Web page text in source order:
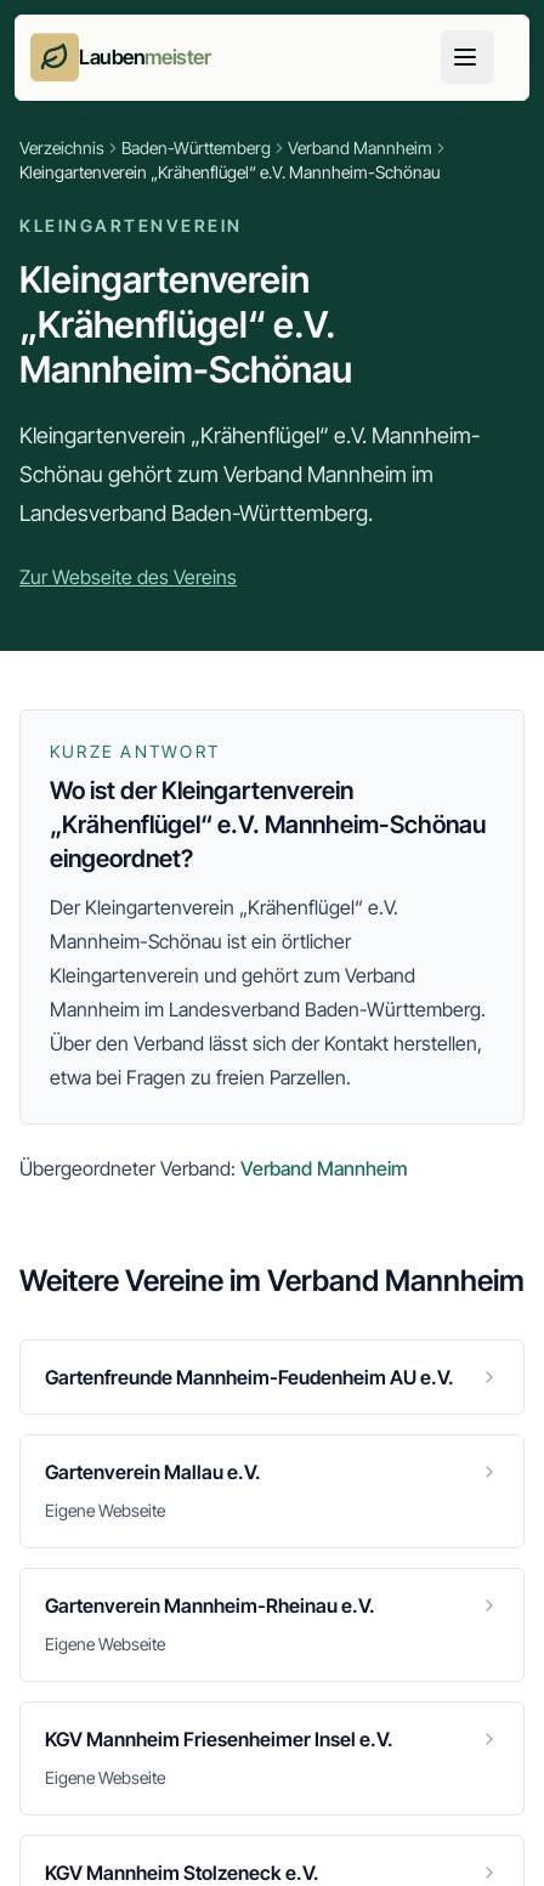
Laubenmeister
Verzeichnis Baden-Württemberg
Verband Mannheim
Kleingartenverein „Krähenflügel“ e.V. Mannheim-Schönau
KLEINGARTENVEREIN
Kleingartenverein
„Krähenflügel“ e.V.
Mannheim-Schönau
Kleingartenverein „Krähenflügel“ e.V. Mannheim-
Schönau gehört zum Verband Mannheim im
Landesverband Baden-Württemberg.
Zur Webseite des Vereins
KURZE ANTWORT
Wo ist der Kleingartenverein
„Krähenflügel“ e.V. Mannheim-Schönau
eingeordnet?
Der Kleingartenverein „Krähenflügel“ e.V.
Mannheim-Schönau ist ein örtlicher
Kleingartenverein und gehört zum Verband
Mannheim im Landesverband Baden-Württemberg.
Über den Verband lässt sich der Kontakt herstellen,
etwa bei Fragen zu freien Parzellen.
Übergeordneter Verband: Verband Mannheim
Weitere Vereine im Verband Mannheim
Gartenfreunde Mannheim-Feudenheim AU e.V.
Gartenverein Mallau e.V.
Eigene Webseite
Gartenverein Mannheim-Rheinau e.V.
Eigene Webseite
KGV Mannheim Friesenheimer Insel e.V.
Eigene Webseite
KGV Mannheim Stolzeneck e.V.